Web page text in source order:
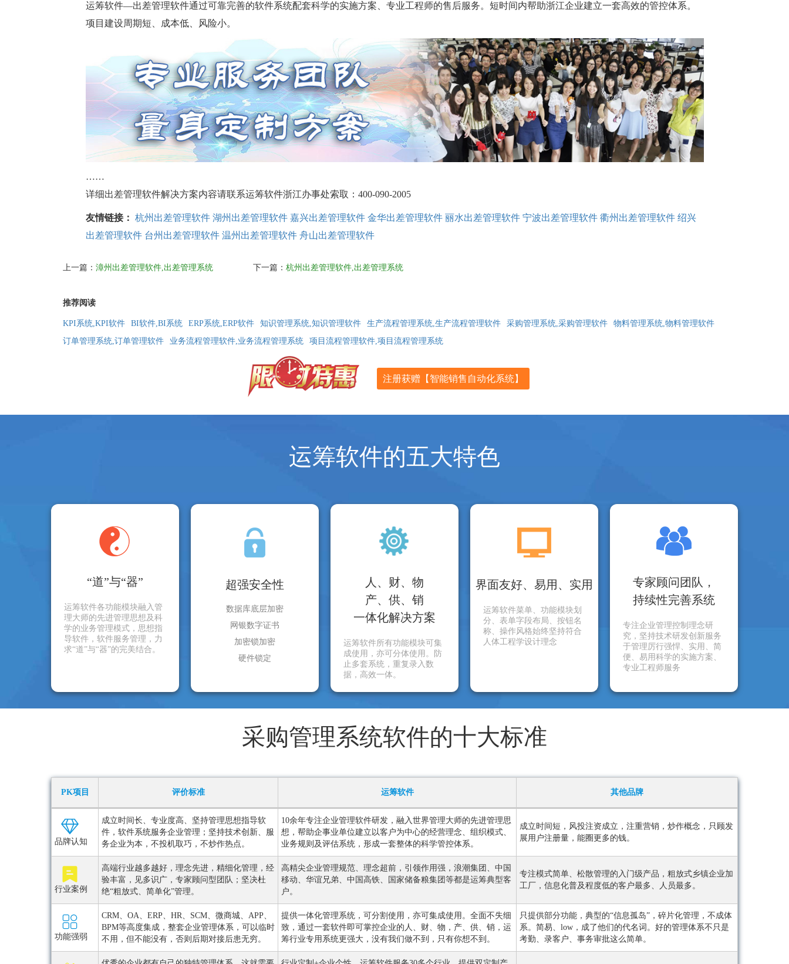
运筹软件—出差管理软件通过可靠完善的软件系统配套科学的实施方案、专业工程师的售后服务。短时间内帮助浙江企业建立一套高效的管控体系。
项目建设周期短、成本低、风险小。
……
详细出差管理软件解决方案内容请联系运筹软件浙江办事处索取：400-090-2005
友情链接： 杭州出差管理软件 湖州出差管理软件 嘉兴出差管理软件 金华出差管理软件 丽水出差管理软件 宁波出差管理软件 衢州出差管理软件 绍兴
出差管理软件 台州出差管理软件 温州出差管理软件 舟山出差管理软件
上一篇： 漳州出差管理软件,出差管理系统 下一篇： 杭州出差管理软件,出差管理系统
推荐阅读
KPI系统,KPI软件 BI软件,BI系统 ERP系统,ERP软件 知识管理系统,知识管理软件 生产流程管理系统,生产流程管理软件 采购管理系统,采购管理软件
物料管理系统,物料管理软件
订单管理系统,订单管理软件
业务流程管理软件,业务流程管理系统 项目流程管理软件,项目流程管理系统
注册获赠【智能销售自动化系统】
运筹软件的五大特色
“道”与“器”
运筹软件各功能模块融入管
理大师的先进管理思想及科
学的业务管理模式，思想指
导软件，软件服务管理，力
求“道”与“器”的完美结合。
超强安全性
数据库底层加密
网银数字证书
加密锁加密
硬件锁定
人、财、物
产、供、销
一体化解决方案
运筹软件所有功能模块可集
成使用，亦可分体使用。防
止多套系统，重复录入数
据，高效一体。
界面友好、易用、实用
运筹软件菜单、功能模块划
分、表单字段布局、按钮名
称、操作风格始终坚持符合
人体工程学设计理念
专家顾问团队，
持续性完善系统
专注企业管理控制理念研
究，坚持技术研发创新服务
于管理厉行强悍、实用、简
便、易用科学的实施方案、
专业工程师服务
采购管理系统软件的十大标准
PK项目 评价标准 运筹软件 其他品牌
品牌认知
成立时间长、专业度高、坚持管理思想指导软
件，软件系统服务企业管理；坚持技术创新、服
务企业为本，不投机取巧，不炒作热点。
10余年专注企业管理软件研发，融入世界管理大师的先进管理思
想，帮助企事业单位建立以客户为中心的经营理念、组织模式、
业务规则及评估系统，形成一套整体的科学管控体系。
成立时间短，风投注资成立，注重营销，炒作概念，只顾发
展用户注册量，能圈更多的钱。
行业案例
高端行业越多越好，理念先进，精细化管理，经
验丰富，见多识广，专家顾问型团队；坚决杜
绝“粗放式、简单化”管理。
高精尖企业管理规范、理念超前，引领作用强，浪潮集团、中国
移动、华谊兄弟、中国高铁、国家储备粮集团等都是运筹典型客
户。
专注模式简单、松散管理的入门级产品，粗放式乡镇企业加
工厂，信息化普及程度低的客户最多、人员最多。
功能强弱
CRM、OA、ERP、HR、SCM、微商城、APP、
BPM等高度集成，整套企业管理体系，可以临时
不用，但不能没有，否则后期对接后患无穷。
提供一体化管理系统，可分割使用，亦可集成使用。全面不失细
致，通过一套软件即可掌控企业的人、财、物，产、供、销，运
筹行业专用系统更强大，没有我们做不到，只有你想不到。
只提供部分功能，典型的“信息孤岛”，碎片化管理，不成体
系。简易、low，成了他们的代名词。好的管理体系不只是
考勤、录客户、事务审批这么简单。